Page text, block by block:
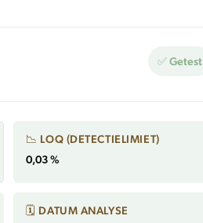
✅ Getest
📉 LOQ (DETECTIELIMIET)
0,03 %
🗓 DATUM ANALYSE